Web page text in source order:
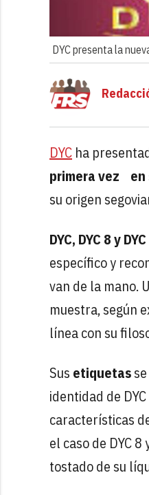
DYC presenta la
DYC ha
primera vez en
su origen
DYC, DYC 8 y
específico y
van de la mano.
muestra, según
línea con su
Sus etiquetas
identidad de
características
el caso de DYC
tostado de su